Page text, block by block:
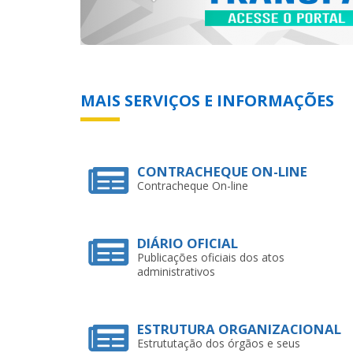
MAIS SERVIÇOS E INFORMAÇÕES
CONTRACHEQUE ON-LINE
Contracheque On-line
DIÁRIO OFICIAL
Publicações oficiais dos atos
administrativos
ESTRUTURA ORGANIZACIONAL
Estrututação dos órgãos e seus